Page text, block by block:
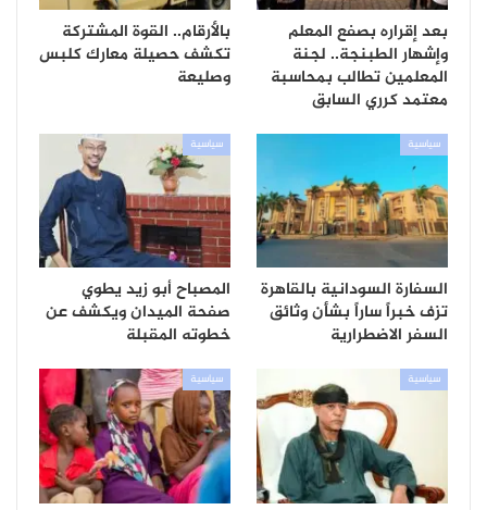
بعد إقراره بصفع المعلم
وإشهار الطبنجة.. لجنة
المعلمين تطالب بمحاسبة
معتمد كرري السابق
بالأرقام.. القوة المشتركة
تكشف حصيلة معارك كلبس
وصليعة
سياسية
السفارة السودانية بالقاهرة
تزف خبراً ساراً بشأن وثائق
السفر الاضطرارية
سياسية
المصباح أبو زيد يطوي
صفحة الميدان ويكشف عن
خطوته المقبلة
سياسية سياسية